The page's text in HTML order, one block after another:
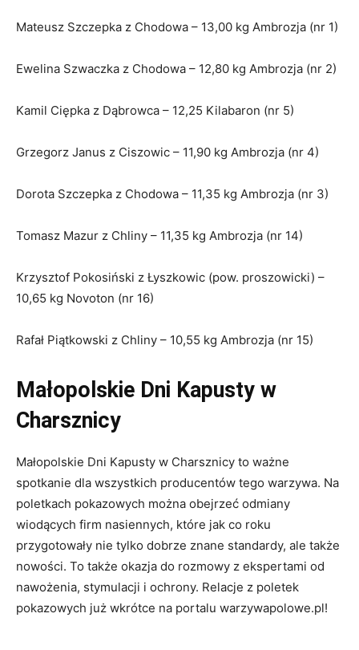
Mateusz Szczepka z Chodowa – 13,00 kg Ambrozja (nr 1)
Ewelina Szwaczka z Chodowa – 12,80 kg Ambrozja (nr 2)
Kamil Ciępka z Dąbrowca – 12,25 Kilabaron (nr 5)
Grzegorz Janus z Ciszowic – 11,90 kg Ambrozja (nr 4)
Dorota Szczepka z Chodowa – 11,35 kg Ambrozja (nr 3)
Tomasz Mazur z Chliny – 11,35 kg Ambrozja (nr 14)
Krzysztof Pokosiński z Łyszkowic (pow. proszowicki) –
10,65 kg Novoton (nr 16)
Rafał Piątkowski z Chliny – 10,55 kg Ambrozja (nr 15)
Małopolskie Dni Kapusty w
Charsznicy
Małopolskie Dni Kapusty w Charsznicy to ważne
spotkanie dla wszystkich producentów tego warzywa. Na
poletkach pokazowych można obejrzeć odmiany
wiodących firm nasiennych, które jak co roku
przygotowały nie tylko dobrze znane standardy, ale także
nowości. To także okazja do rozmowy z ekspertami od
nawożenia, stymulacji i ochrony. Relacje z poletek
pokazowych już wkrótce na portalu warzywapolowe.pl!